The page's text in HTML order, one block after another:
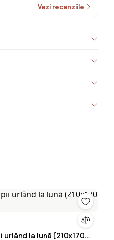
Vezi recenziile
urlând la lună (210x170